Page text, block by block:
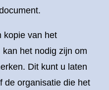
kopie van het
het nodig zijn om
Dit kunt u laten
de organisatie die het